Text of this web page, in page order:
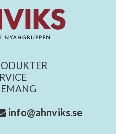
info@ahnviks.se